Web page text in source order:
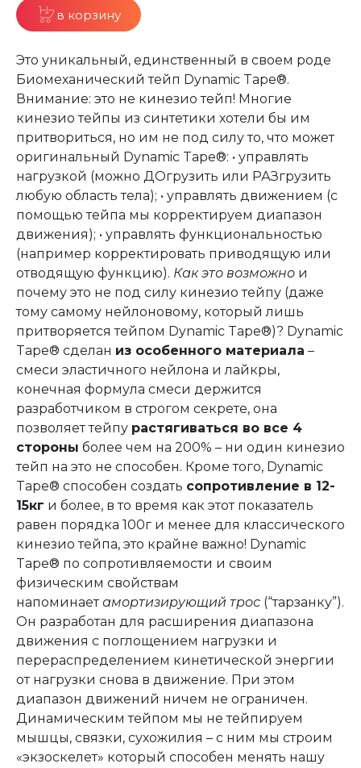
в корзину
Это уникальный, единственный в своем роде
Биомеханический тейп Dynamic Tape®.
Внимание: это не кинезио тейп! Многие
кинезио тейпы из синтетики хотели бы им
притвориться, но им не под силу то, что может
оригинальный Dynamic Tape®: • управлять
нагрузкой (можно ДОгрузить или РАЗгрузить
любую область тела); • управлять движением (с
помощью тейпа мы корректируем диапазон
движения); • управлять функциональностью
(например корректировать приводящую или
отводящую функцию). Как это возможно и
почему это не под силу кинезио тейпу (даже
тому самому нейлоновому, который лишь
притворяется тейпом Dynamic Tape®)? Dynamic
Tape® сделан из особенного материала –
смеси эластичного нейлона и лайкры,
конечная формула смеси держится
разработчиком в строгом секрете, она
позволяет тейпу растягиваться во все 4
стороны более чем на 200% – ни один кинезио
тейп на это не способен. Кроме того, Dynamic
Tape® способен создать сопротивление в 12-
15кг и более, в то время как этот показатель
равен порядка 100г и менее для классического
кинезио тейпа, это крайне важно! Dynamic
Tape® по сопротивляемости и своим
физическим свойствам
напоминаетамортизирующий трос (“тарзанку”).
Он разработан для расширения диапазона
движения с поглощением нагрузки и
перераспределением кинетической энергии
от нагрузки снова в движение. При этом
диапазон движений ничем не ограничен.
Динамическим тейпом мы не тейпируем
мышцы, связки, сухожилия – с ним мы строим
«экзоскелет» который способен менять нашу